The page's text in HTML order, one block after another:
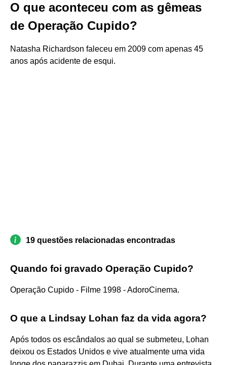
O que aconteceu com as gêmeas
de Operação Cupido?
Natasha Richardson faleceu em 2009 com apenas 45
anos após acidente de esqui.
19 questões relacionadas encontradas
Quando foi gravado Operação Cupido?
Operação Cupido - Filme 1998 - AdoroCinema.
O que a Lindsay Lohan faz da vida agora?
Após todos os escândalos ao qual se submeteu, Lohan
deixou os Estados Unidos e vive atualmente uma vida